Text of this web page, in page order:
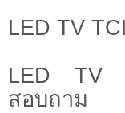
LED TV
LED TV
สอบถาม